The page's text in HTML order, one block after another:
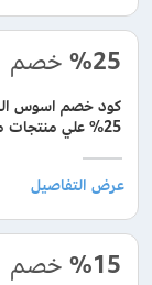
%25 خصم
25% علي منتجات مختارة
%15 خصم